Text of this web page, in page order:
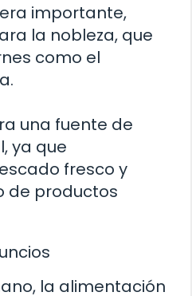
importante,
la nobleza, que
como el
una fuente de
ya que
fresco y
de productos
la alimentación